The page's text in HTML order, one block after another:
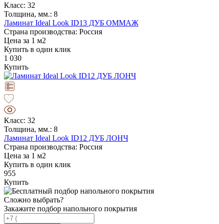
Класс: 32
Толщина, мм.: 8
Ламинат Ideal Look ID13 ДУБ ОММАЖ
Страна производства: Россия
Цена за 1 м2
Купить в один клик
1 030
Купить
Класс: 32
Толщина, мм.: 8
Ламинат Ideal Look ID12 ДУБ ЛОНЧ
Страна производства: Россия
Цена за 1 м2
Купить в один клик
955
Купить
Сложно выбрать?
Закажите подбор напольного покрытия